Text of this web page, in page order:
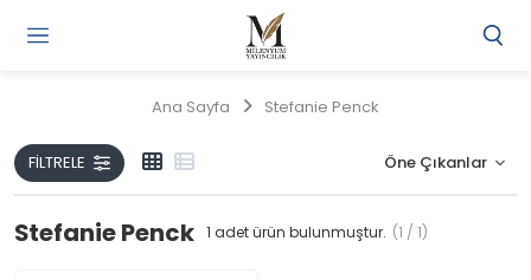
Ana Sayfa Stefanie Penck
FILTRELE
Stefanie Penck 1 adet ürün bulunmuştur. (1 / 1)